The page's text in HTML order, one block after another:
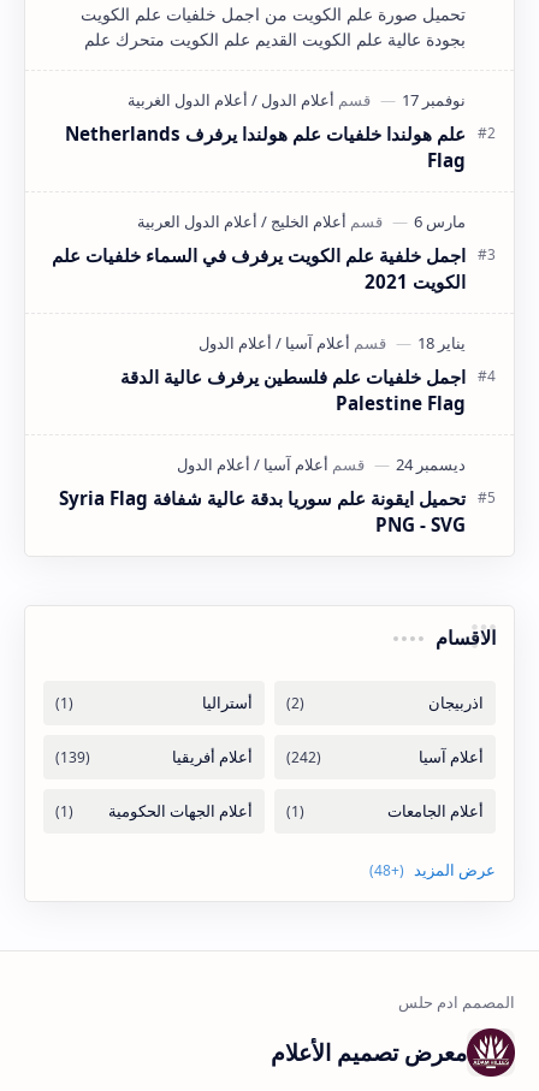
تحميل صورة علم الكويت من اجمل خلفيات علم الكويت
بجودة عالية علم الكويت القديم علم الكويت متحرك علم
علم هولندا خلفيات علم هولندا يرفرف Netherlands
Flag
اجمل خلفية علم الكويت يرفرف في السماء خلفيات علم
الكويت 2021
اجمل خلفيات علم فلسطين يرفرف عالية الدقة
Palestine Flag
تحميل ايقونة علم سوريا بدقة عالية شفافة Syria Flag
PNG - SVG
الاقسام
معرض تصميم الأعلام